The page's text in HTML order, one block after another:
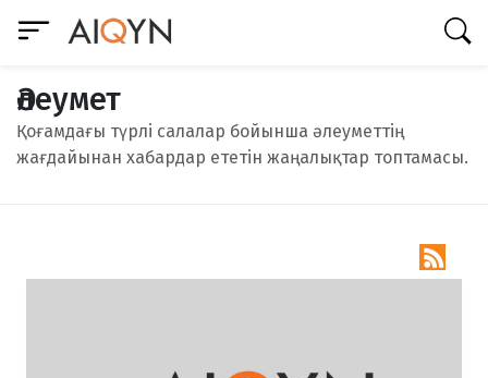
Әлеумет
Қоғамдағы түрлі салалар бойынша әлеуметтің
жағдайынан хабардар ететін жаңалықтар топтамасы.
